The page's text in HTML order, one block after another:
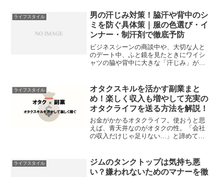
か？ 十分な給料はありますか？お休みの
話でいうと、土日など...
ライフスタイル
男の汗じみ対策！脇汗や背中のシ
ミを防ぐ具体策｜服の色選び・イ
ンナー・制汗剤で徹底予防
ビジネスシーンの商談中や、大切な人と
のデート中、ふと鏡を見たときにワイシ
ャツの脇や背中に大きな「汗じみ」が広
出した汗は「不衛生」「だらしない」と
いうマイナスの印象を相手...
ライフスタイル
オタクスキルを活かす副業まと
め！楽しく収入も増やして充実の
オタクライフを送る方法を解説！
お金がかかるオタクライフ。使おうと思
えば、青天井なのがオタクの性。「会社
の収入だけじゃ足りない...」と諦めてい
オタクスキルを生かして、お金を稼ぐこ
ともできるんです！今...
ライフスタイル
ジムのタンクトップは気持ち悪
い？嫌われないためのマナーを徹